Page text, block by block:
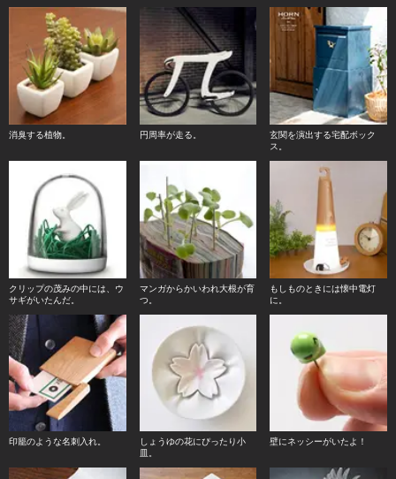
消臭する植物。 円周率が走る。
玄関を演出する宅配ボック
ス。
クリップの茂みの中には、ウ
サギがいたんだ。
マンガからかいわれ大根が育
つ。
もしものときには懐中電灯
に。
印籠のような名刺入れ。
しょうゆの花にぴったり小
皿。
壁にネッシーがいたよ！